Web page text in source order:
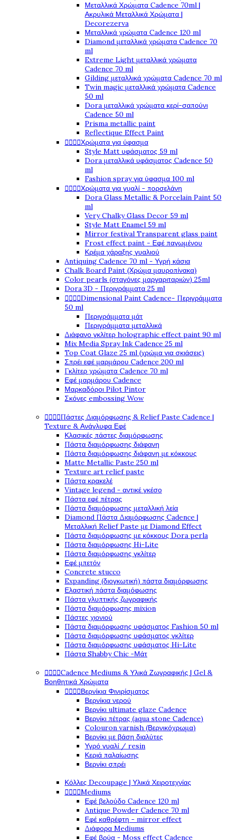
Μεταλλικά Χρώματα Cadence 70ml |
Ακρυλικά Μεταλλικά Χρώματα |
Decorezerva
Μεταλλικά χρώματα Cadence 120 ml
Diamond μεταλλικά χρώματα Cadence 70
ml
Extreme Light μεταλλικά χρώματα
Cadence 70 ml
Gilding μεταλλικά χρώματα Cadence 70 ml
Twin magic μεταλλικά χρώματα Cadence
50 ml
Dora μεταλλικά χρώματα κερί-σαπούνι
Cadence 50 ml
Prisma metallic paint
Reflectique Effect Paint
Χρώματα για ύφασμα
Style Matt υφάσματος 59 ml
Dora μεταλλικά υφάσματος Cadence 50
ml
Fashion spray για ύφασμα 100 ml
Χρώματα για γυαλί - πορσελάνη
Dora Glass Metallic & Porcelain Paint 50
ml
Very Chalky Glass Decor 59 ml
Style Matt Enamel 59 ml
Mirror festival Transparent glass paint
Frost effect paint - Εφέ παγωμένου
Κρέμα χάραξης γυαλιού
Antiquing Cadence 70 ml - Υγρή κάσια
Chalk Board Paint (Χρώμα μαυροπίνακα)
Color pearls (σταγόνες μαργαριταριών) 25ml
Dora 3D - Περιγράμματα 25 ml
Dimensional Paint Cadence- Περιγράμματα
50 ml
Περιγράμματα μάτ
Περιγράμματα μεταλλικά
Διάφανο γκλίτερ holographic effect paint 90 ml
Mix Media Spray Ink Cadence 25 ml
Top Coat Glaze 25 ml (χρώμα για σκιάσεις)
Σπρέι εφέ μαρμάρου Cadence 200 ml
Γκλίτερ χρώματα Cadence 70 ml
Εφέ μαρμάρου Cadence
Μαρκαδόροι Pilot Pintor
Σκόνες embossing Wow
Πάστες Διαμόρφωσης & Relief Paste Cadence |
Texture & Ανάγλυφα Εφέ
Κλασικές πάστες διαμόρφωσης
Πάστα διαμόρφωσης διάφανη
Πάστα διαμόρφωσης διάφανη με κόκκους
Matte Metallic Paste 250 ml
Texture art relief paste
Πάστα κρακελέ
Vintage legend - αντικέ γκέσο
Πάστα εφέ πέτρας
Πάστα διαμόρφωσης μεταλλική λεία
Diamond Πάστα Διαμόρφωσης Cadence |
Μεταλλική Relief Paste με Diamond Effect
Πάστα διαμόρφωσης με κόκκους Dora perla
Πάστα διαμόρφωσης Hi-Lite
Πάστα διαμόρφωσης γκλίτερ
Εφέ μπετόν
Concrete stucco
Expanding (διογκωτική) πάστα διαμόρφωσης
Ελαστική πάστα διαμόφωσης
Πάστα γλυπτικής ζωγραφικής
Πάστα διαμόρφωσης mixion
Πάστες χιονιού
Πάστα διαμόρφωσης υφάσματος Fashion 50 ml
Πάστα διαμόρφωσης υφάσματος γκλίτερ
Πάστα διαμόρφωσης υφάσματος Hi-Lite
Πάστα Shabby Chic -Μάτ
Cadence Mediums & Υλικά Ζωγραφικής | Gel &
Βοηθητικά Χρώματα
Βερνίκια Φινιρίσματος
Βερνίκια νερού
Βερνίκι ultimate glaze Cadence
Βερνίκι πέτρας (aqua stone Cadence)
Colouron varnish (Βερνικόχρωμα)
Βερνίκι με βάση διαλύτες
Υγρό γυαλί / resin
Κεριά παλαίωσης
Βερνίκι σπρέι
Κόλλες Decoupage | Υλικά Χειροτεχνίας
Mediums
Εφέ βελούδο Cadence 120 ml
Antique Powder Cadence 70 ml
Εφέ καθρέφτη - mirror effect
Διάφορα Mediums
Εφέ βρύα - Moss effect Cadence